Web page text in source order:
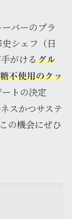
バーのプラ
シェフ（日
がける グル
不使用のクッ
トの決定
スかつサステ
の機会にぜひ